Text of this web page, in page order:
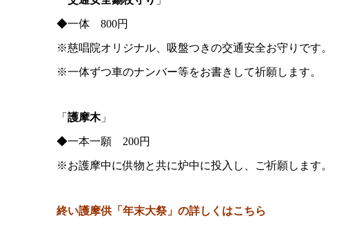
◆一体 800円
※慈唱院オリジナル、吸盤つきの交通安全お守りです。
※一体ずつ車のナンバー等をお書きして祈願します。
「 護摩木」
◆一本一願 200円
※お護摩中に供物と共に炉中に投入し、ご祈願します。
終い護摩供「年末大祭」の詳しくはこちら